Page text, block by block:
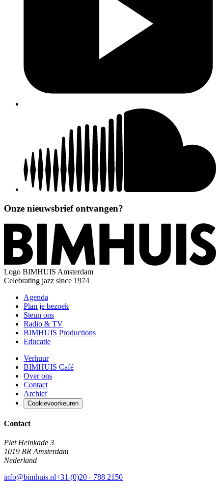
Onze nieuwsbrief ontvangen?
Logo BIMHUIS Amsterdam
Celebrating jazz since 1974
Agenda
Plan je bezoek
Steun ons
Radio & TV
BIMHUIS Productions
Educatie
Verhuur
BIMHUIS Café
Over ons
Contact
Archief
Cookievoorkeuren
Contact
Piet Heinkade 3
1019 BR Amsterdam
Nederland
info@bimhuis.nl+31 (0)20 - 788 2150